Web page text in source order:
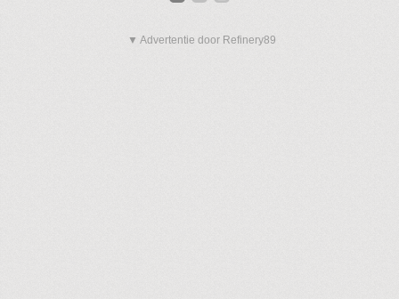
▼ Advertentie door Refinery89